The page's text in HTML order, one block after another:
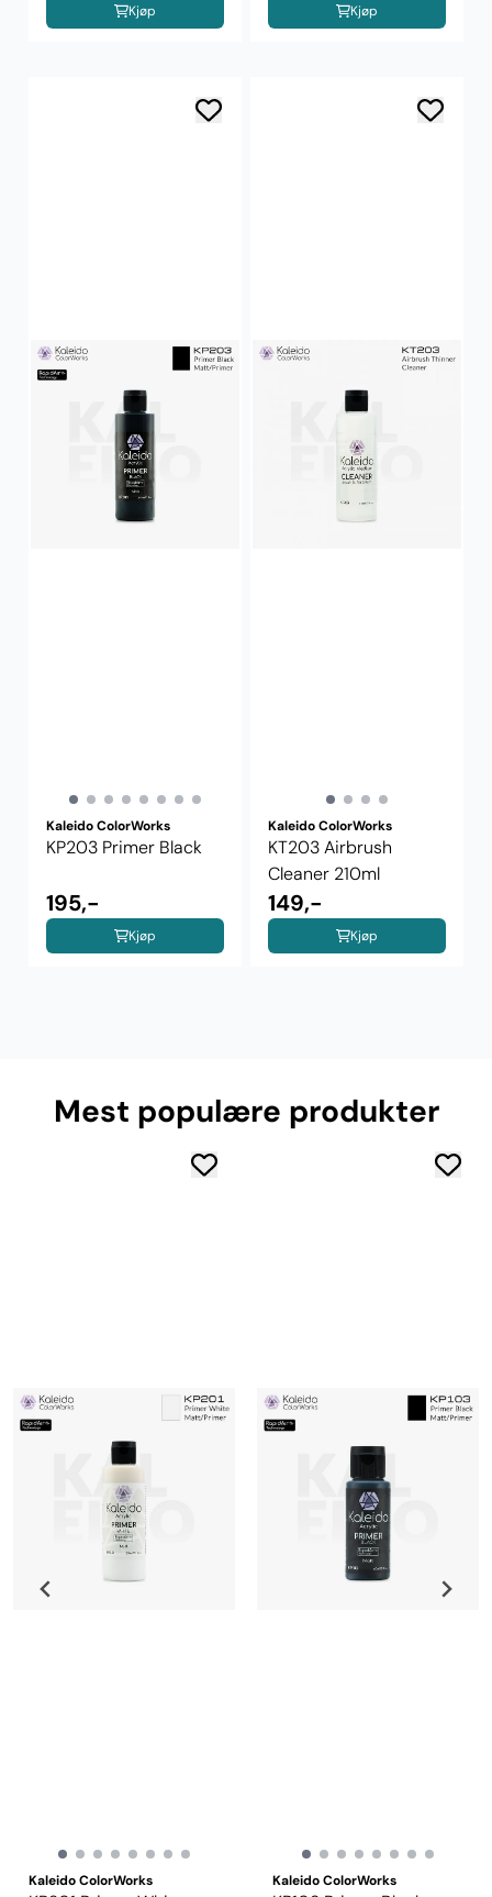
Kjøp Kjøp
Kaleido ColorWorks
KP203 Primer Black
195,-
Kjøp
Kaleido ColorWorks
KT203 Airbrush
Cleaner 210ml
149,-
Kjøp
Mest populære produkter
Kaleido ColorWorks Kaleido ColorWorks